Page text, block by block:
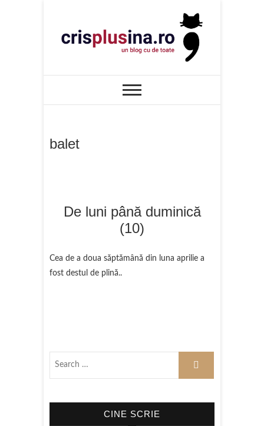
content
Cris+ina
balet
De luni până duminică
(10)
Cea de a doua săptămână din luna aprilie a
fost destul de plină..
CINE SCRIE